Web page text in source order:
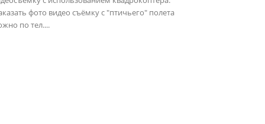
фото видео съёмку с "птичьего" полета
по тел....